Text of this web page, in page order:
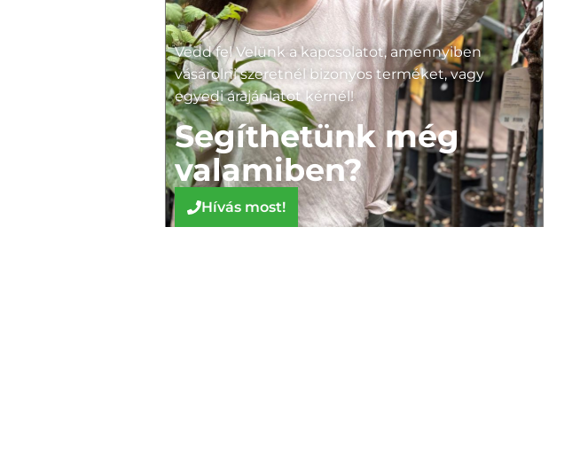
Vedd fel Velünk a kapcsolatot, amennyiben
vásárolni szeretnél bizonyos terméket, vagy
egyedi árajánlatot kérnél!
Segíthetünk még
valamiben?
Hívás most!